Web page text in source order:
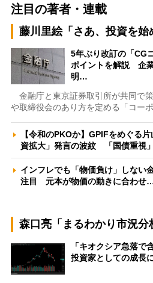
注目の著者・連載
藤川里絵「さあ、投資を始
5年ぶり改訂の「CG
ポイントを解説 企
明…
金融庁と東京証券取引所が共同で
や取締役会のあり方を定める「コー
【令和のPKOか】GPIFをめぐる
資拡大」発言の波紋 「国債重視
インフレでも「物価負け」しない
注目 元本が物価の動きに合わせ
森口亮「まるわかり市況分
「キオクシア急落
投資家としての成